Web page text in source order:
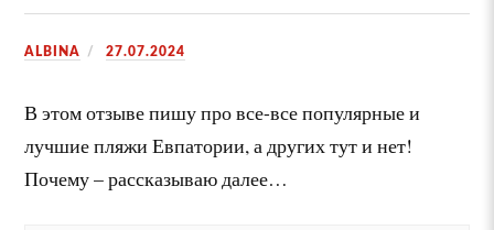
ALBINA 27.07.2024
В этом отзыве пишу про все-все популярные и
лучшие пляжи Евпатории, а других тут и нет!
Почему – рассказываю далее…